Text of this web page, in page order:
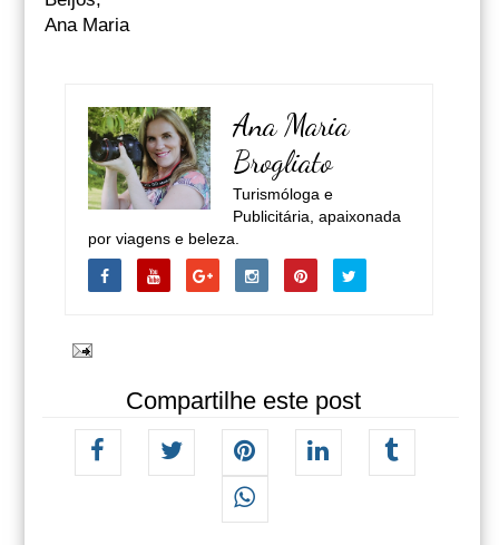
Ana Maria
Ana Maria
Brogliato
Turismóloga e
Publicitária, apaixonada
por viagens e beleza.
Compartilhe este post